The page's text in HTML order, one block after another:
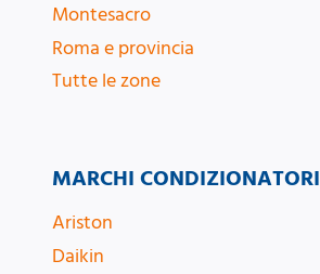
Montesacro
Roma e provincia
Tutte le zone
MARCHI CONDIZIONATORI
Ariston
Daikin